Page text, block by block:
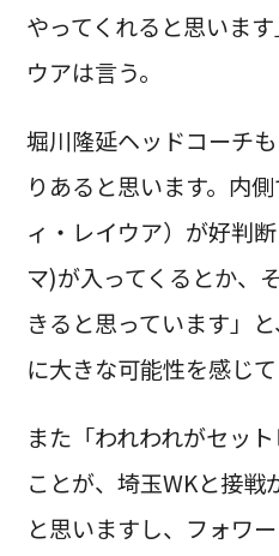
やってくれると思いま
ウアは言う。
堀川隆延ヘッドコーチ
りあると思います。内
ィ・レイウア）が好判
マ)が入ってくるとか、
きると思っています」
に大きな可能性を感じて
また「われわれがセッ
ことが、埼玉WKと接
と思いますし、フォワ